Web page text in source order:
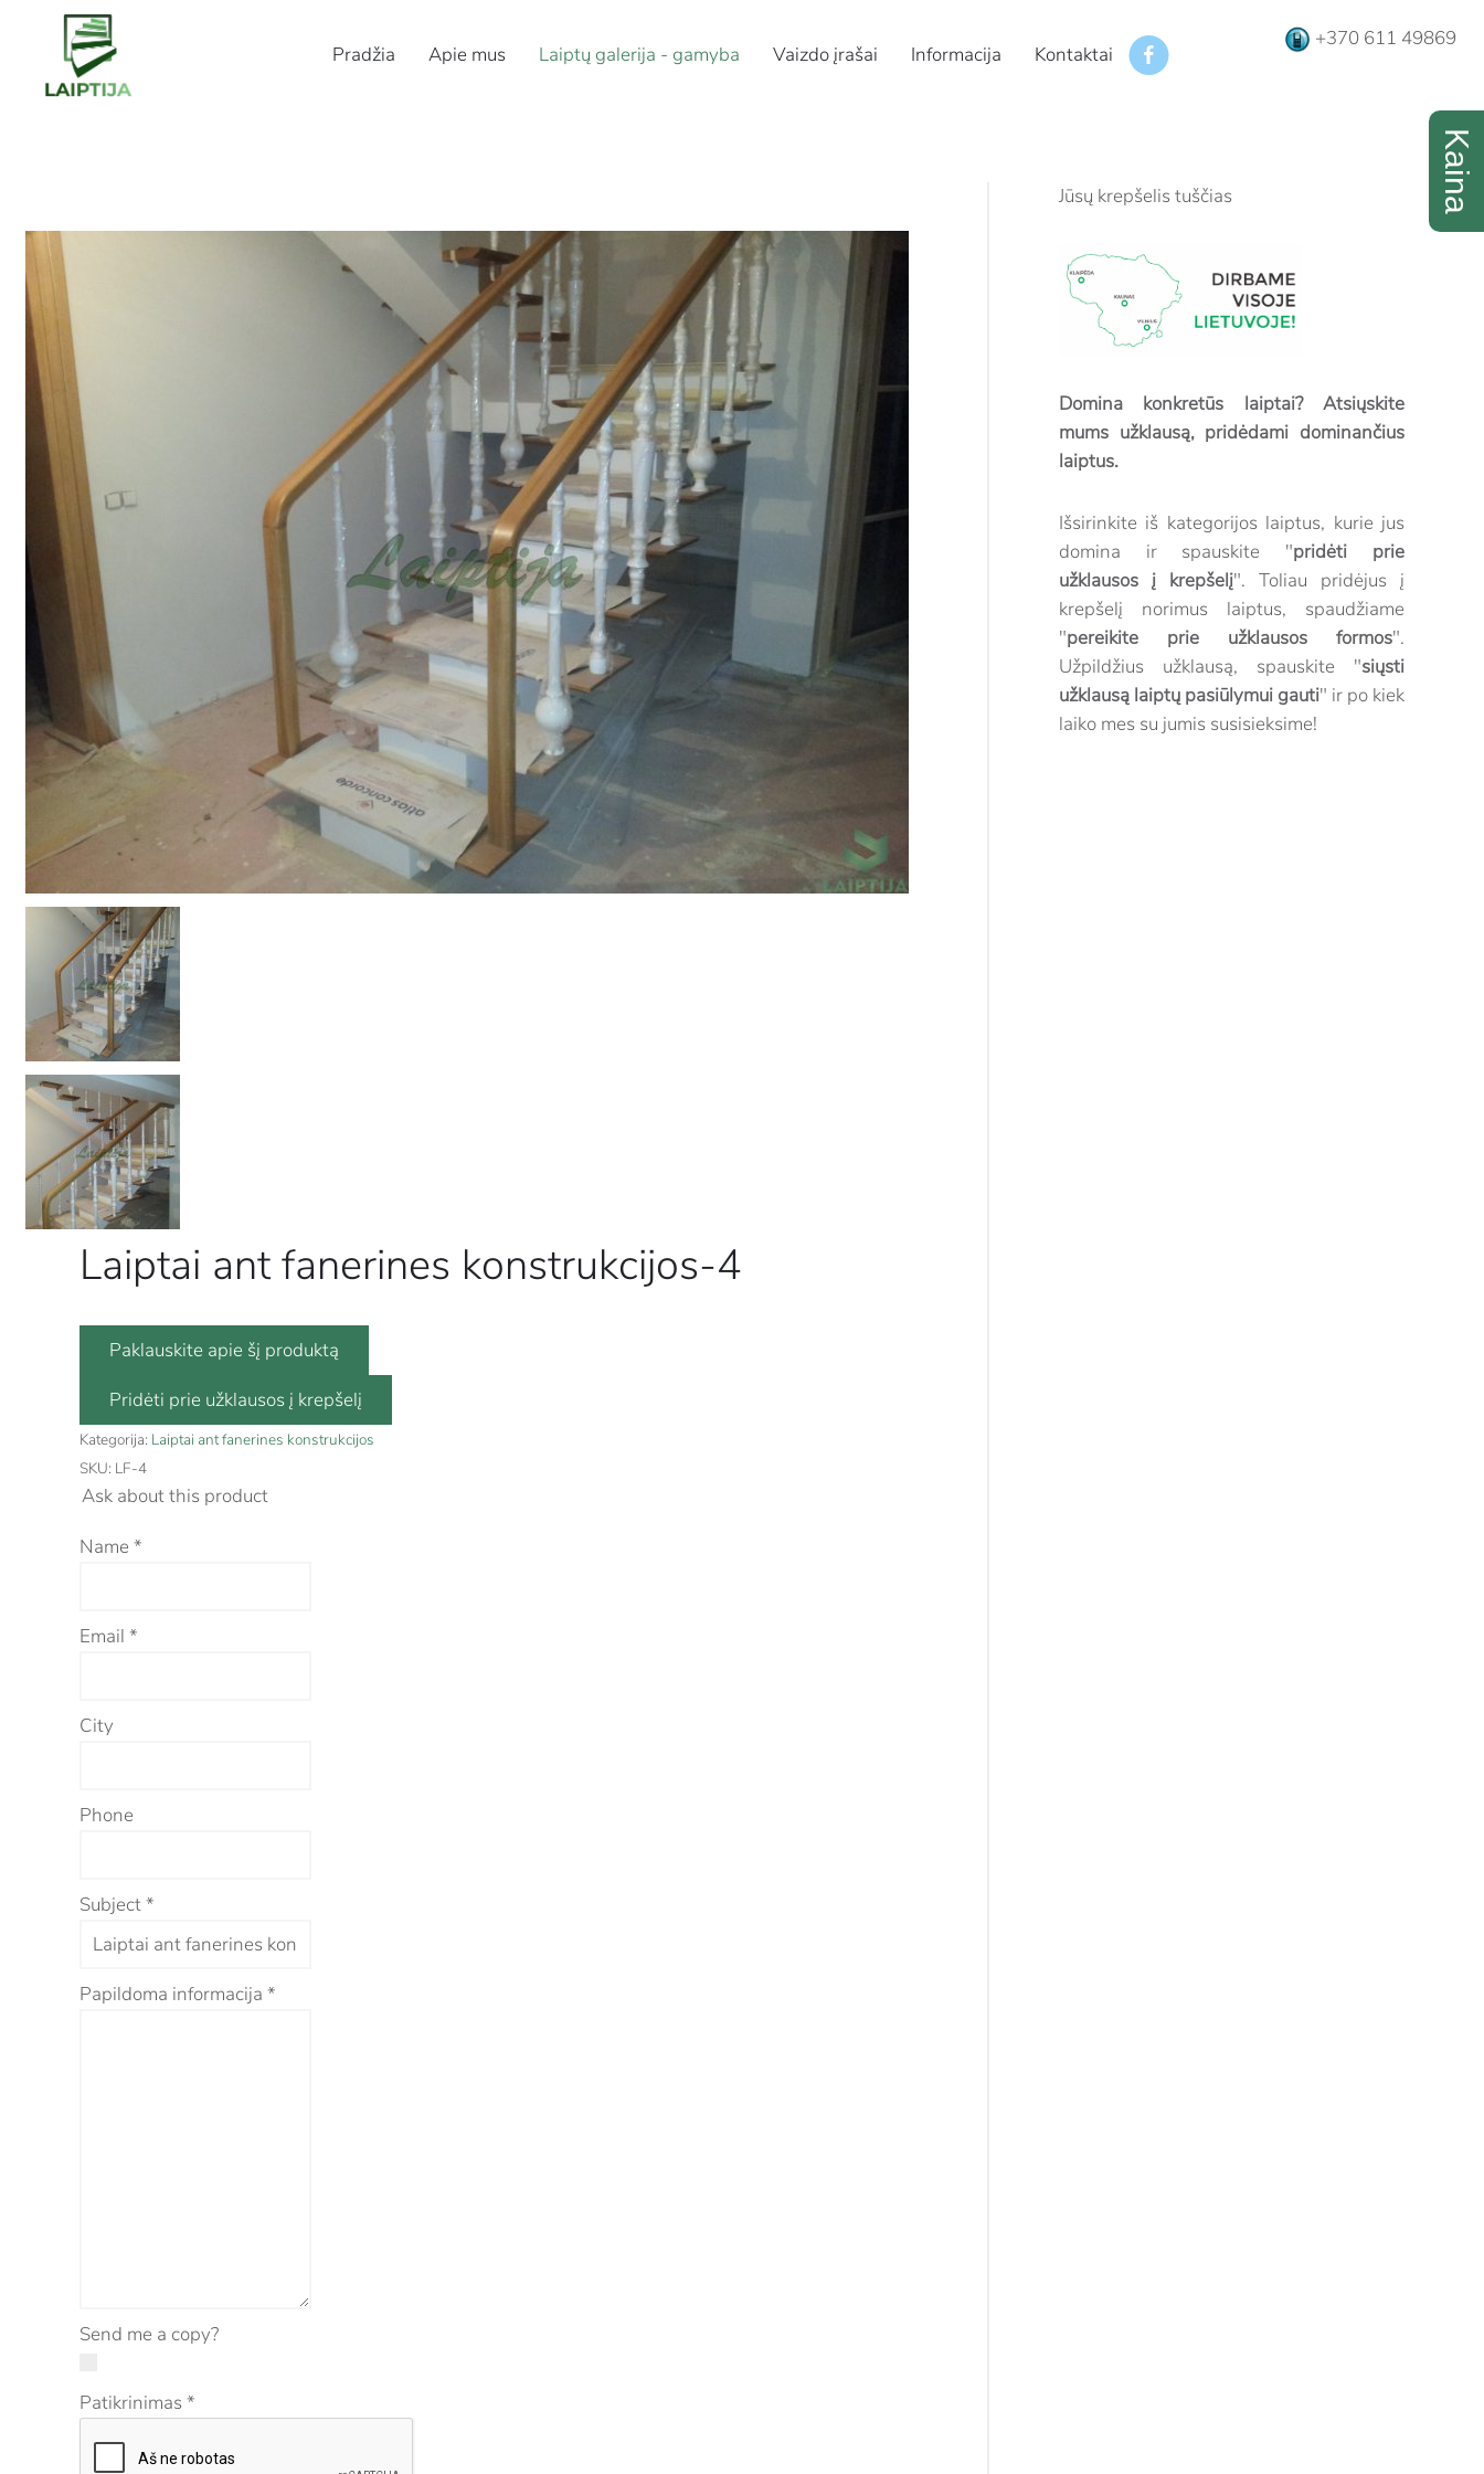
Pradžia Apie mus Laiptų galerija - gamyba Vaizdo įrašai Informacija Kontaktai
+370 611 49869
Laiptai ant fanerines konstrukcijos-4
Paklauskite apie šį produktą
Kategorija: Laiptai ant fanerines konstrukcijos
SKU: LF-4
Ask about this product
Name *
Email *
City
Phone
Subject*
Papildoma informacija *
Send me a copy?
Patikrinimas*
Jūsų krepšelis tuščias
Domina konkretūs laiptai? Atsiųskite
mums užklausą, pridėdami dominančius
laiptus.
Išsirinkite iš kategorijos laiptus, kurie jus
domina ir spauskite "pridėti prie
užklausos į krepšelį". Toliau pridėjus į
krepšelį norimus laiptus, spaudžiame
"pereikite prie užklausos formos".
Užpildžius užklausą, spauskite "siųsti
užklausą laiptų pasiūlymui gauti" ir po kiek
laiko mes su jumis susisieksime!